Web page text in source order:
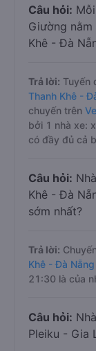
Câu hỏi:
Giường
Khê - Đà
Trả lời: Tuyến
Thanh Khê -
chuyến trên
bởi 1 nhà xe:
có đầy đủ cả
Câu hỏi:
Khê - Đà
sớm nhất?
Trả lời: Chuyến
Khê - Đà Nẵng
21:30 là của
Câu hỏi:
Pleiku - Gia